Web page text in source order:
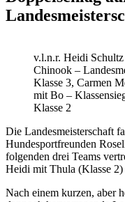
v.l.n.r. Heidi
Chinook –
Klasse 3, Carmen
mit Bo –
Klasse 2
Die Landesmeisterschaft
Hundesportfreunden
folgenden drei Teams
Heidi mit Thula (Klasse
Nach einem kurzen, aber